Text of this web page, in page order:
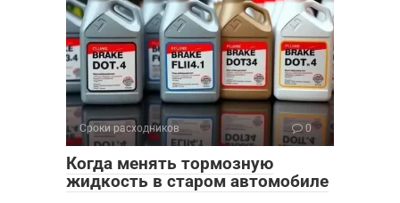
Сроки расходников 0
Когда менять тормозную
жидкость в старом автомобиле